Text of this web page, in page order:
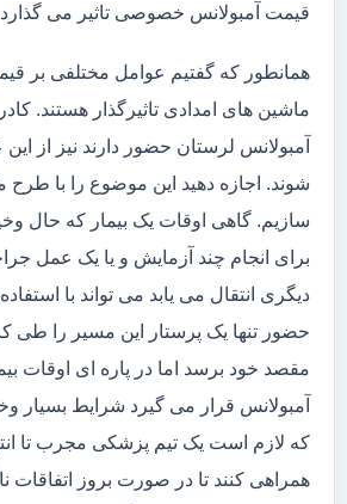
قیمت آمبولانس خصوصی تاثیر می
همانطور که گفتیم عوامل مختلفی بر
ماشین های امدادی تاثیرگذار هستند.
آمبولانس لرستان حضور دارند نیز از
شوند. اجازه دهید این موضوع را با طرح
سازیم. گاهی اوقات یک بیمار که حال
برای انجام چند آزمایش و یا یک عمل
دیگری انتقال می یابد می تواند با
حضور تنها یک پرستار این مسیر را طی
مقصد خود برسد اما در پاره ای اوقات
آمبولانس قرار می گیرد شرایط بسیار
که لازم است یک تیم پزشکی مجرب تا
همراهی کنند تا در صورت بروز اتفاقات